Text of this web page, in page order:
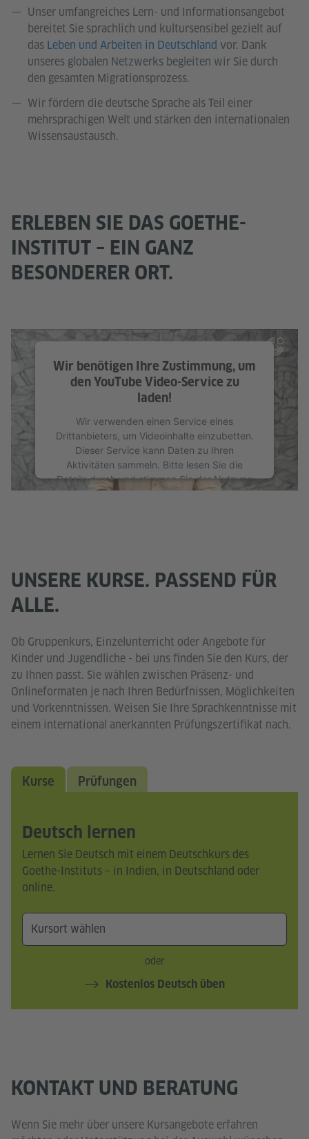
Unser umfangreiches Lern- und Informationsangebot
bereitet Sie sprachlich und kultursensibel gezielt auf
das Leben und Arbeiten in Deutschland vor. Dank
unseres globalen Netzwerks begleiten wir Sie durch
den gesamten Migrationsprozess.
Wir fördern die deutsche Sprache als Teil einer
mehrsprachigen Welt und stärken den internationalen
Wissensaustausch.
ERLEBEN SIE DAS GOETHE-
INSTITUT – EIN GANZ
BESONDERER ORT.
Wir benötigen Ihre Zustimmung, um
den YouTube Video-Service zu
laden!
Wir verwenden einen Service eines
Drittanbieters, um Videoinhalte einzubetten.
Dieser Service kann Daten zu Ihren
Aktivitäten sammeln. Bitte lesen Sie die
Details durch und stimmen Sie der Nutzung
des Service zu, um dieses Video anzusehen.
UNSERE KURSE. PASSEND FÜR
ALLE.
Ob Gruppenkurs, Einzelunterricht oder Angebote für
Kinder und Jugendliche - bei uns finden Sie den Kurs, der
zu Ihnen passt. Sie wählen zwischen Präsenz- und
Onlineformaten je nach Ihren Bedürfnissen, Möglichkeiten
und Vorkenntnissen. Weisen Sie Ihre Sprachkenntnisse mit
einem international anerkannten Prüfungszertifikat nach.
Kurse Prüfungen
Deutsch lernen
Lernen Sie Deutsch mit einem Deutschkurs des
Goethe-Instituts – in Indien, in Deutschland oder
online.
oder
Kostenlos Deutsch üben
KONTAKT UND BERATUNG
Wenn Sie mehr über unsere Kursangebote erfahren